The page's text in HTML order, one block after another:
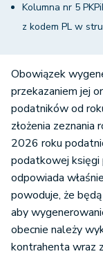
Kolumna nr 5
z kodem PL w
Obowiązek
przekazaniem jej
podatników od
złożenia zeznania
2026 roku
podatkowej księgi
odpowiada
powoduje, że
aby
obecnie należy
kontrahenta wraz